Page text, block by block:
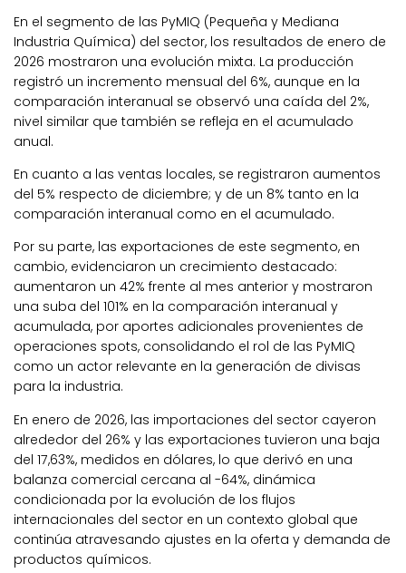
En el segmento de las PyMIQ (Pequeña y Mediana
Industria Química) del sector, los resultados de enero de
2026 mostraron una evolución mixta. La producción
registró un incremento mensual del 6%, aunque en la
comparación interanual se observó una caída del 2%,
nivel similar que también se refleja en el acumulado
anual.
En cuanto a las ventas locales, se registraron aumentos
del 5% respecto de diciembre; y de un 8% tanto en la
comparación interanual como en el acumulado.
Por su parte, las exportaciones de este segmento, en
cambio, evidenciaron un crecimiento destacado:
aumentaron un 42% frente al mes anterior y mostraron
una suba del 101% en la comparación interanual y
acumulada, por aportes adicionales provenientes de
operaciones spots, consolidando el rol de las PyMIQ
como un actor relevante en la generación de divisas
para la industria.
En enero de 2026, las importaciones del sector cayeron
alrededor del 26% y las exportaciones tuvieron una baja
del 17,63%, medidos en dólares, lo que derivó en una
balanza comercial cercana al -64%, dinámica
condicionada por la evolución de los flujos
internacionales del sector en un contexto global que
continúa atravesando ajustes en la oferta y demanda de
productos químicos.